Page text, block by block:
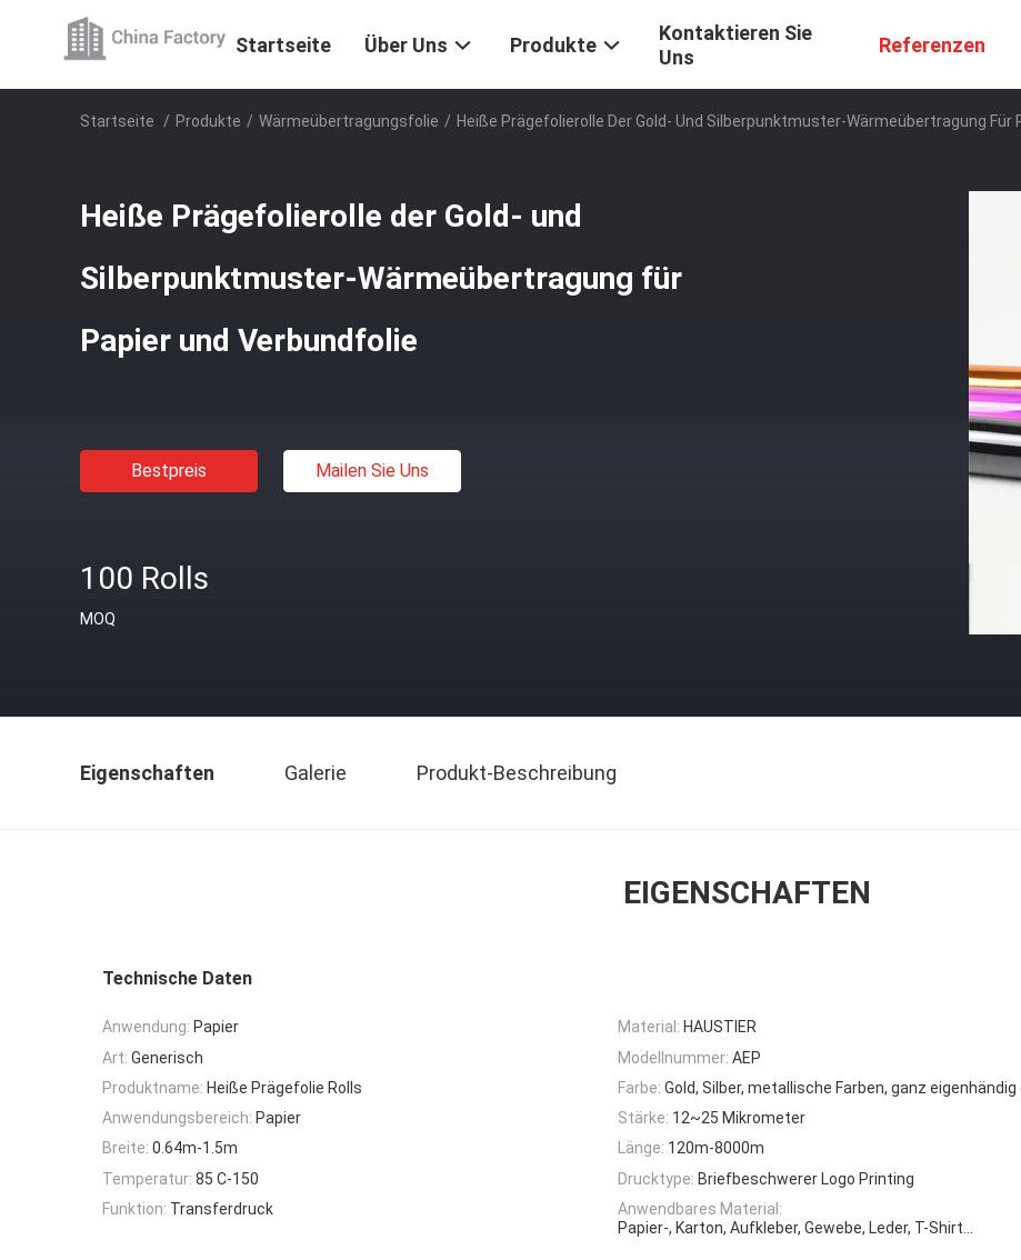
Startseite Über Uns Produkte
Kontaktieren Sie
Uns
Referenzen
Startseite / Produkte / Wärmeübertragungsfolie / Heiße Prägefolierolle Der Gold- Und Silberpunktmuster-Wärmeübertragung Für
Heiße Prägefolierolle der Gold- und
Silberpunktmuster-Wärmeübertragung für
Papier und Verbundfolie
Bestpreis Mailen Sie Uns
100 Rolls
MOQ
Eigenschaften Galerie Produkt-Beschreibung
EIGENSCHAFTEN
Technische Daten
Anwendung: Papier Material: HAUSTIER
Art: Generisch Modellnummer: AEP
Produktname: Heiße Prägefolie Rolls Farbe: Gold, Silber, metallische Farben, ganz
Anwendungsbereich: Papier Stärke: 12~25 Mikrometer
Breite: 0.64m-1.5m Länge: 120m-8000m
Temperatur: 85 C-150 Drucktype: Briefbeschwerer Logo Printing
Funktion: Transferdruck
Anwendbares Material:
Papier-, Karton, Aufkleber, Gewebe, Leder, T-Shirt…